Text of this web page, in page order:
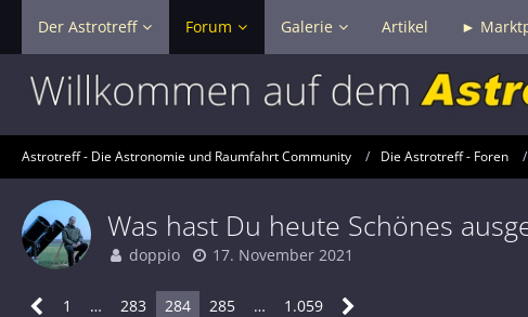
Der Astrotreff Forum Galerie Artikel ►
Astrotreff - Die Astronomie und Raumfahrt Community Die Astrotreff - Foren
Was hast Du heute Schönes
doppio 17. November 2021
1 … 283 284 285 … 1.059